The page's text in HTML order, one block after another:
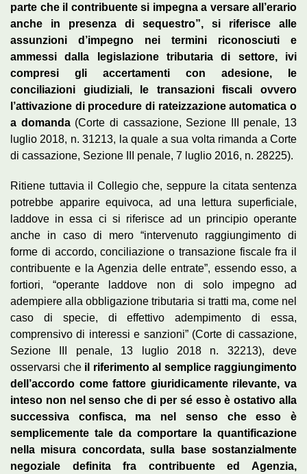
parte che il contribuente si impegna a versare all’erario
anche in presenza di sequestro”, si riferisce alle
assunzioni d’impegno nei termini riconosciuti e
ammessi dalla legislazione tributaria di settore, ivi
compresi gli accertamenti con adesione, le
conciliazioni giudiziali, le transazioni fiscali ovvero
l’attivazione di procedure di rateizzazione automatica o
a domanda(Corte di cassazione, Sezione III penale, 13
luglio 2018, n. 31213, la quale a sua volta rimanda a Corte
di cassazione, Sezione III penale, 7 luglio 2016, n. 28225).
Ritiene tuttavia il Collegio che, seppure la citata sentenza
potrebbe apparire equivoca, ad una lettura superficiale,
laddove in essa ci si riferisce ad un principio operante
anche in caso di mero “intervenuto raggiungimento di
forme di accordo, conciliazione o transazione fiscale fra il
contribuente e la Agenzia delle entrate”, essendo esso, a
fortiori, “operante laddove non di solo impegno ad
adempiere alla obbligazione tributaria si tratti ma, come nel
caso di specie, di effettivo adempimento di essa,
comprensivo di interessi e sanzioni” (Corte di cassazione,
Sezione III penale, 13 luglio 2018 n. 32213), deve
osservarsi cheil riferimento al semplice raggiungimento
dell’accordo come fattore giuridicamente rilevante, va
inteso non nel senso che di per sé esso è ostativo alla
successiva confisca, ma nel senso che esso è
semplicemente tale da comportare la quantificazione
nella misura concordata, sulla base sostanzialmente
negoziale definita fra contribuente ed Agenzia,